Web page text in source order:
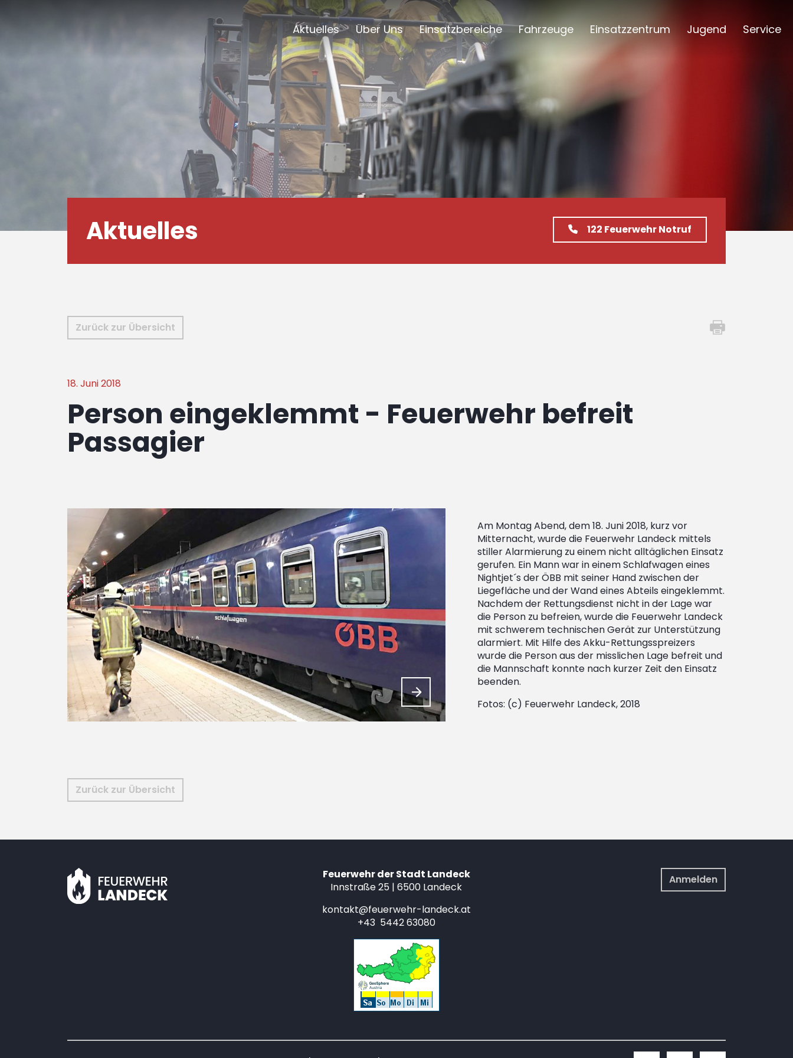
Aktuelles Über Uns Einsatzbereiche Fahrzeuge Einsatzzentrum Jugend Service
Aktuelles 122 Feuerwehr Notruf
Zurück zur Übersicht
18. Juni 2018
Person eingeklemmt - Feuerwehr befreit
Passagier
Am Montag Abend, dem 18. Juni 2018, kurz vor
Mitternacht, wurde die Feuerwehr Landeck mittels
stiller Alarmierung zu einem nicht alltäglichen Einsatz
gerufen. Ein Mann war in einem Schlafwagen eines
Nightjet´s der ÖBB mit seiner Hand zwischen der
Liegefläche und der Wand eines Abteils eingeklemmt.
Nachdem der Rettungsdienst nicht in der Lage war
die Person zu befreien, wurde die Feuerwehr Landeck
mit schwerem technischen Gerät zur Unterstützung
alarmiert. Mit Hilfe des Akku-Rettungsspreizers
wurde die Person aus der misslichen Lage befreit und
die Mannschaft konnte nach kurzer Zeit den Einsatz
beenden.
Fotos: (c) Feuerwehr Landeck, 2018
Zurück zur Übersicht
Feuerwehr der Stadt Landeck
Innstraße 25 | 6500 Landeck
kontakt@feuerwehr-landeck.at
+43 5442 63080
Anmelden